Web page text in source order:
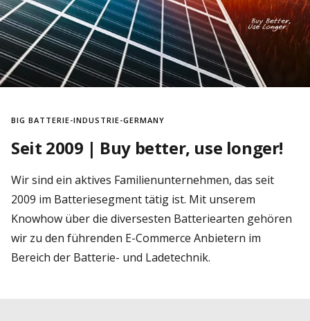
BIG BATTERIE-INDUSTRIE-GERMANY
Seit 2009 | Buy better, use longer!
Wir sind ein aktives Familienunternehmen, das seit
2009 im Batteriesegment tätig ist. Mit unserem
Knowhow über die diversesten Batteriearten gehören
wir zu den führenden E-Commerce Anbietern im
Bereich der Batterie- und Ladetechnik.